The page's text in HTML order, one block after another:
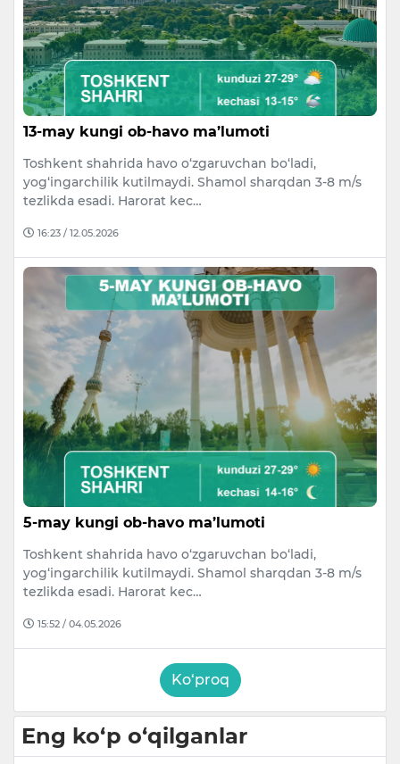
13-may kungi ob-havo ma’lumoti
Toshkent shahrida havo o‘zgaruvchan bo‘ladi,
yog‘ingarchilik kutilmaydi. Shamol sharqdan 3-8 m/s
tezlikda esadi. Harorat kec…
16:23 / 12.05.2026
5-may kungi ob-havo ma’lumoti
Toshkent shahrida havo o‘zgaruvchan bo‘ladi,
yog‘ingarchilik kutilmaydi. Shamol sharqdan 3-8 m/s
tezlikda esadi. Harorat kec…
15:52 / 04.05.2026
Ko‘proq
Eng ko‘p o‘qilganlar